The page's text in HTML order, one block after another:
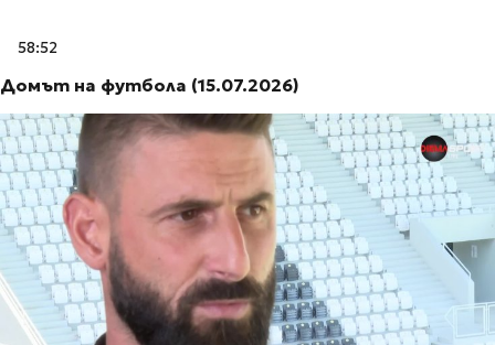
58:52
Домът на футбола (15.07.2026)